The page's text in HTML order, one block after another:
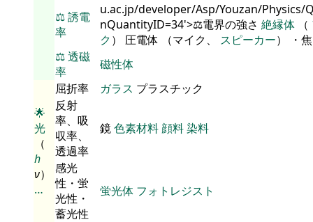
⚖️誘電
率
u.ac.jp/developer/Asp/Youzan/Physics/
nQuantityID=34'>⚖️電界の強さ 絶縁体 （
ク） 圧電体 （マイク、 スピーカー） ・
⚖️透磁
率
磁性体
🌟
光
（
h
ν）
…
屈折率 ガラス プラスチック
反射
率、吸
収率、
透過率
鏡色素材料 顔料染料
感光
性・蛍
光性・
蓄光性
蛍光体 フォトレジスト